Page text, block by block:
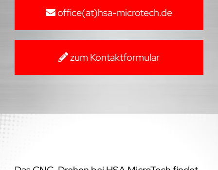
office(at)hsa-microtech.de
zum Kontaktformular